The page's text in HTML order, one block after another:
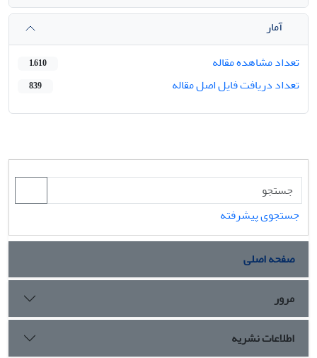
آمار
تعداد مشاهده مقاله
1,610
تعداد دریافت فایل اصل مقاله 839
جستجوی پیشرفته
صفحه اصلی
مرور
اطلاعات نشریه